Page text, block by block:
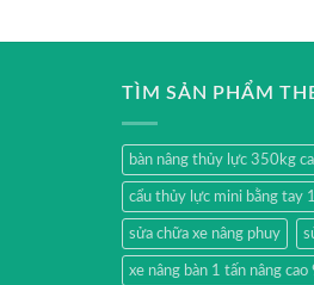
TÌM SẢN PHẨM
bàn nâng thủy lực 350kg
cẩu thủy lực mini bằng tay
sửa chữa xe nâng phuy
xe nâng bàn 1 tấn nâng